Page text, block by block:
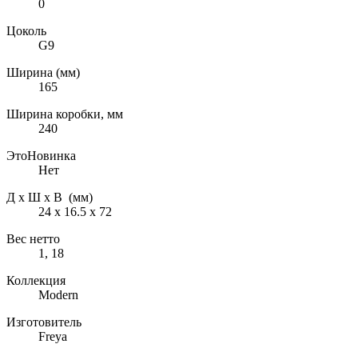
0
Цоколь
G9
Ширина (мм)
165
Ширина коробки, мм
240
ЭтоНовинка
Нет
Д х Ш х В (мм)
24 х 16.5 х 72
Вес нетто
1, 18
Коллекция
Modern
Изготовитель
Freya